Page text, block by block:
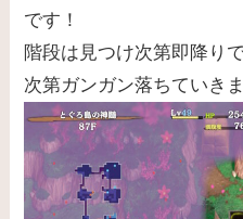
です！
階段は見つけ次第即降り
次第ガンガン落ちていきま